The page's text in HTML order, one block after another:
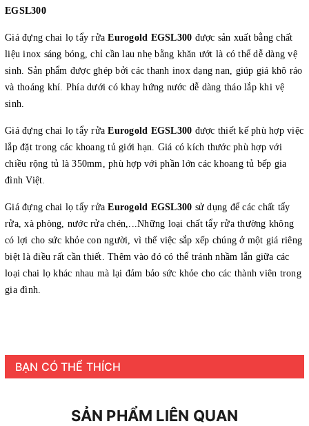
EGSL300
Giá đựng chai lọ tẩy rửaEurogold EGSL300 được sản xuất bằng chất
liệu inox sáng bóng, chỉ cần lau nhẹ bằng khăn ướt là có thể dễ dàng vệ
sinh. Sản phẩm được ghép bởi các thanh inox dạng nan, giúp giá khô ráo
và thoáng khí. Phía dưới có khay hứng nước dễ dàng tháo lắp khi vệ
sinh.
Giá đựng chai lọ tẩy rửaEurogold EGSL300 được thiết kế phù hợp việc
lắp đặt trong các khoang tủ giới hạn. Giá có kích thước phù hợp với
chiều rộng tủ là 350mm, phù hợp với phần lớn các khoang tủ bếp gia
đình Việt.
Giá đựng chai lọ tẩy rửaEurogold EGSL300 sử dụng để các chất tẩy
rửa, xà phòng, nước rửa chén,...Những loại chất tẩy rửa thường không
có lợi cho sức khỏe con người, vì thế việc sắp xếp chúng ở một giá riêng
biệt là điều rất cần thiết. Thêm vào đó có thể tránh nhầm lẫn giữa các
loại chai lọ khác nhau mà lại đảm bảo sức khỏe cho các thành viên trong
gia đình.
BẠN CÓ THỂ THÍCH
SẢN PHẨM LIÊN QUAN